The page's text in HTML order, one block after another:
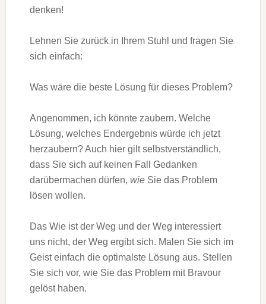
denken!
Lehnen Sie zurück in Ihrem Stuhl und fragen Sie
sich einfach:
Was wäre die beste Lösung für dieses Problem?
Angenommen, ich könnte zaubern. Welche
Lösung, welches Endergebnis würde ich jetzt
herzaubern? Auch hier gilt selbstverständlich,
dass Sie sich auf keinen Fall Gedanken
darübermachen dürfen, wieSie das Problem
lösen wollen.
Das Wie ist der Weg und der Weg interessiert
uns nicht, der Weg ergibt sich. Malen Sie sich im
Geist einfach die optimalste Lösung aus. Stellen
Sie sich vor, wie Sie das Problem mit Bravour
gelöst haben.